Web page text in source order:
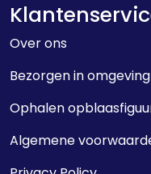
Over ons
Bezorgen in
Ophalen
Algemene